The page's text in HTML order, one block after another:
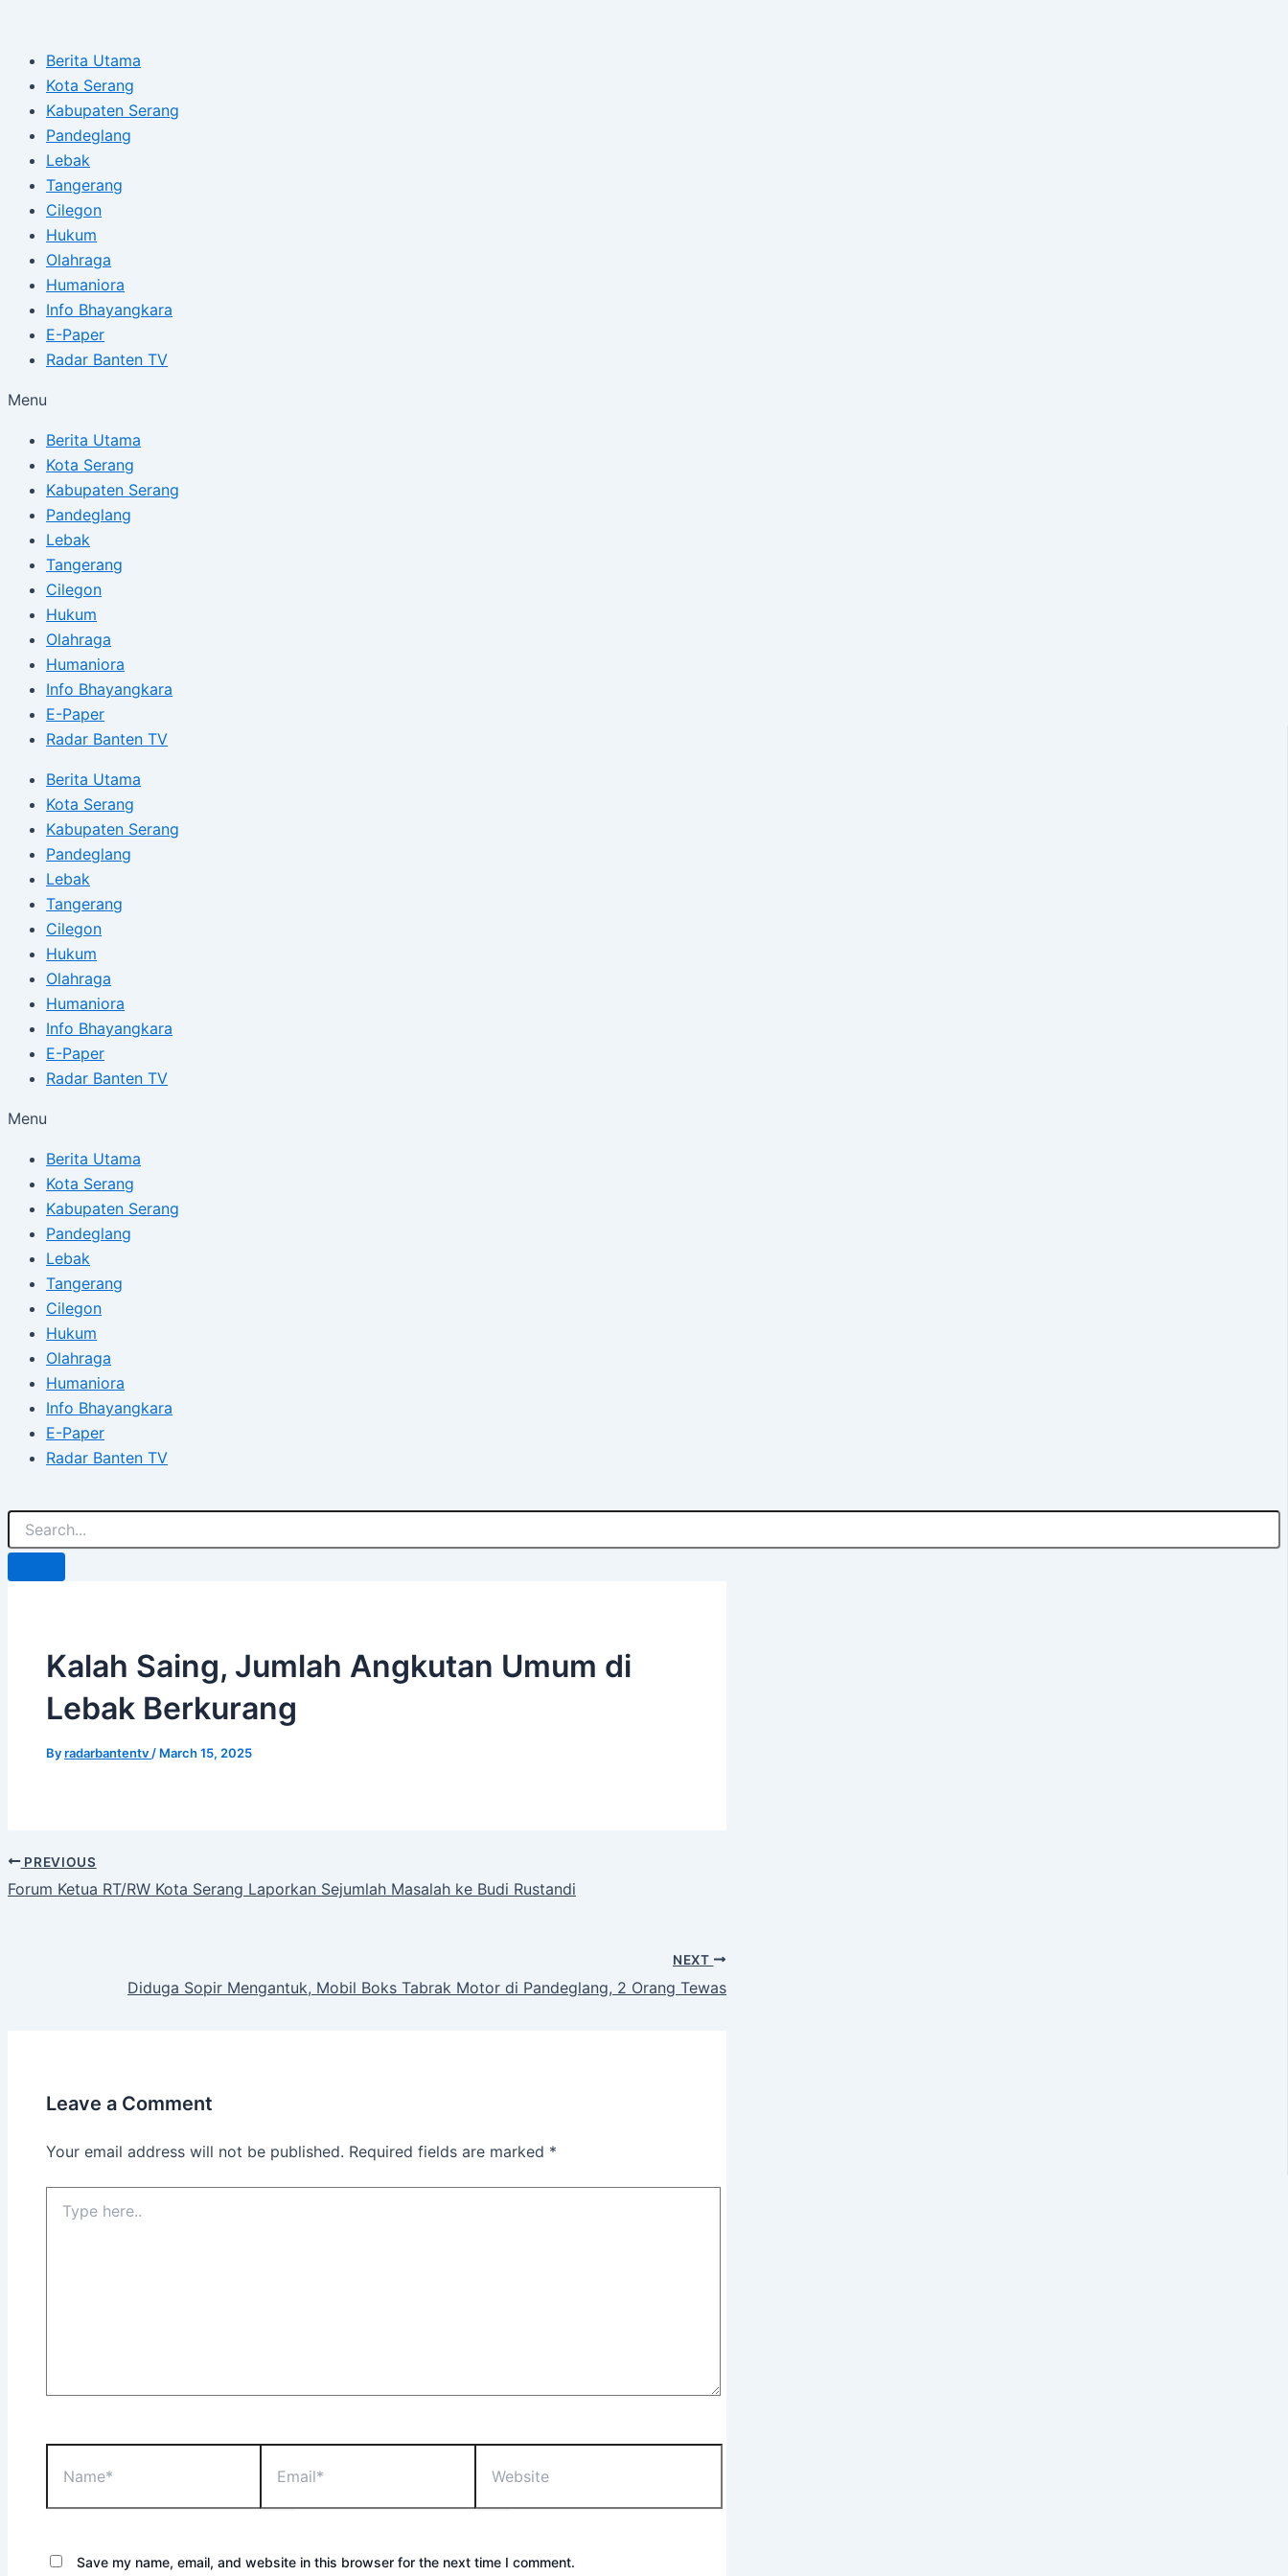
contentBerita Utama
Kota Serang
Kabupaten Serang
Pandeglang
Lebak
Tangerang
Cilegon
Hukum
Olahraga
Humaniora
Info Bhayangkara
E-Paper
Radar Banten TV
Menu
Berita Utama
Kota Serang
Kabupaten Serang
Pandeglang
Lebak
Tangerang
Cilegon
Hukum
Olahraga
Humaniora
Info Bhayangkara
E-Paper
Radar Banten TV
Berita Utama
Kota Serang
Kabupaten Serang
Pandeglang
Lebak
Tangerang
Cilegon
Hukum
Olahraga
Humaniora
Info Bhayangkara
E-Paper
Radar Banten TV
Menu
Berita Utama
Kota Serang
Kabupaten Serang
Pandeglang
Lebak
Tangerang
Cilegon
Hukum
Olahraga
Humaniora
Info Bhayangkara
E-Paper
Radar Banten TV
Kalah Saing, Jumlah Angkutan Umum di
Lebak Berkurang
Byradarbantentv / March 15, 2025
PREVIOUS
Forum Ketua RT/RW Kota Serang Laporkan Sejumlah Masalah ke Budi Rustandi
NEXT
Diduga Sopir Mengantuk, Mobil Boks Tabrak Motor di Pandeglang, 2 Orang Tewas
Leave a Comment
Your email address will not be published. Required fields are marked *
Save my name, email, and website in this browser for the next time I comment.